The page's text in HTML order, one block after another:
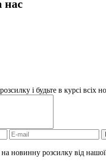
нас
і будьте в курсі всіх
новинну розсилку від нашої